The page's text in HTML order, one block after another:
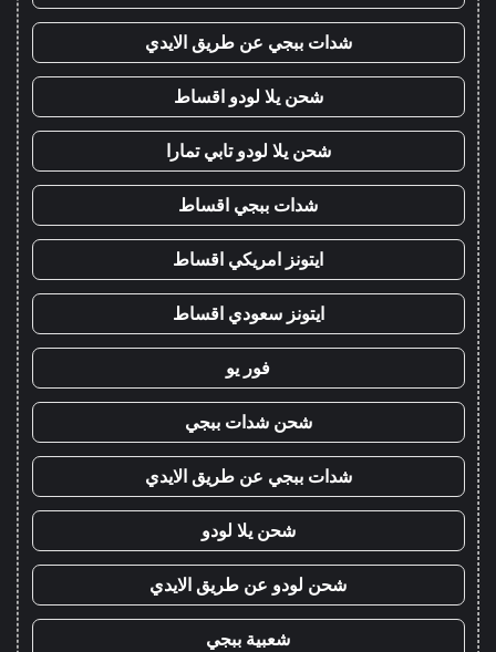
شدات ببجي عن طريق الايدي
شحن يلا لودو اقساط
شحن يلا لودو تابي تمارا
شدات ببجي اقساط
ايتونز امريكي اقساط
ايتونز سعودي اقساط
فور يو
شحن شدات ببجي
شدات ببجي عن طريق الايدي
شحن يلا لودو
شحن لودو عن طريق الايدي
شعبية ببجي